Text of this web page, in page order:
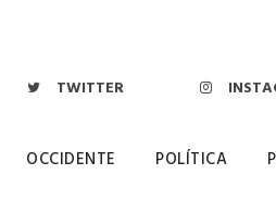
TWITTER
OCCIDENTE POLÍTICA